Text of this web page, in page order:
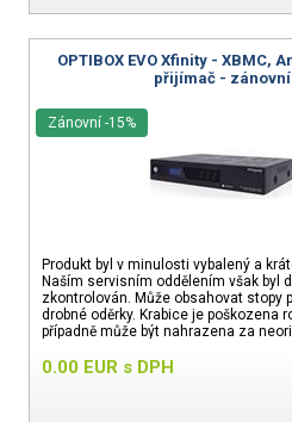
OPTIBOX EVO Xfinity - XBMC,
přijímač - zánovní
Produkt byl v minulosti vybalený a
Naším servisním oddělením však byl
zkontrolován. Může obsahovat stopy
drobné oděrky. Krabice je poškozena
případně může být nahrazena za
0.00 EUR s DPH
Zánovní -15%